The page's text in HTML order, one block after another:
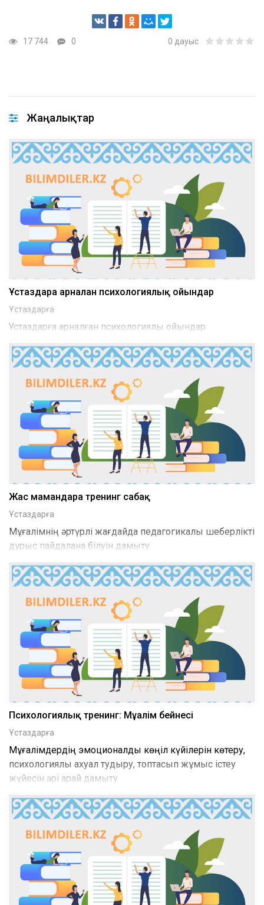
17 744 0 0 дауыс
Жаңалықтар
Ұстаздарға арналған психологиялық ойындар
Ұстаздарға
Ұстаздарға арналған психологиялық ойындар
Жас мамандарға тренинг сабақ
Ұстаздарға
Мұғалімнің әртүрлі жағдайда педагогикалық шеберлікті
дұрыс пайдалана білуін дамыту.
Психологиялық тренинг: Мұғалім бейнесі
Ұстаздарға
Мұғалімдердің эмоционалды көңіл күйілерін көтеру,
психологиялық ахуал тудыру, топтасып жұмыс істеу
жүйесін әрі қарай дамыту